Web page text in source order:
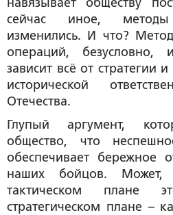
сейчас иное,
изменились. И что?
операций, безусловно,
зависит всё от стратегии
исторической
Отечества.
Глупый аргумент,
общество, что
обеспечивает бережное
наших бойцов.
тактическом
стратегическом плане –